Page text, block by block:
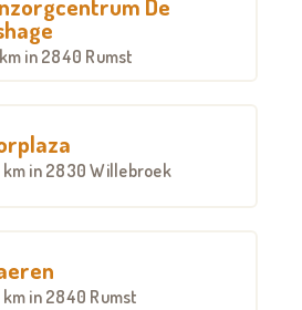
in 2840 Rumst
in 2830 Willebroek
in 2840 Rumst